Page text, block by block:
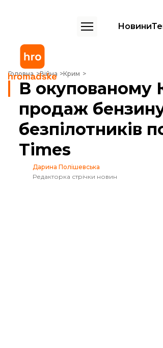
Новини
Головна Війна Крим
В окупованому Криму встановили ліміт на
В окупованому
продаж
безпілотників
Times
Дарина Полішевська
Редакторка стрічки новин